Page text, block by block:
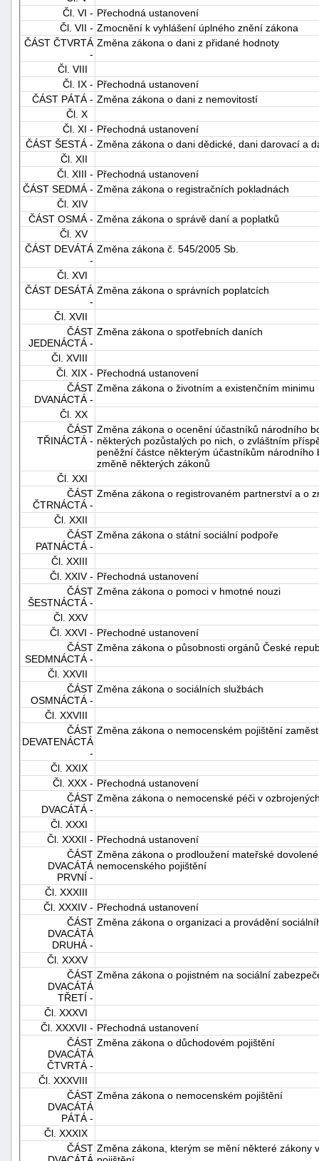
Čl. VI - Přechodná ustanovení
Čl. VII - Zmocnění k vyhlášení úplného znění zákona
ČÁST ČTVRTÁ
-
Změna zákona o dani z přidané hodnoty
Čl. VIII
Čl. IX - Přechodná ustanovení
ČÁST PÁTÁ - Změna zákona o dani z nemovitostí
Čl. X
Čl. XI - Přechodná ustanovení
ČÁST ŠESTÁ - Změna zákona o dani dědické, dani darovací a
Čl. XII
Čl. XIII - Přechodná ustanovení
ČÁST SEDMÁ - Změna zákona o registračních pokladnách
Čl. XIV
ČÁST OSMÁ - Změna zákona o správě daní a poplatků
Čl. XV
ČÁST DEVÁTÁ
-
Změna zákona č. 545/2005 Sb.
Čl. XVI
ČÁST DESÁTÁ
-
Změna zákona o správních poplatcích
Čl. XVII
ČÁST
JEDENÁCTÁ -
Změna zákona o spotřebních daních
Čl. XVIII
Čl. XIX - Přechodná ustanovení
ČÁST
DVANÁCTÁ -
Změna zákona o životním a existenčním minimu
Čl. XX
ČÁST
TŘINÁCTÁ -
Změna zákona o ocenění účastníků národního
některých pozůstalých po nich, o zvláštním
peněžní částce některým účastníkům
změně některých zákonů
Čl. XXI
ČÁST
ČTRNÁCTÁ -
Změna zákona o registrovaném partnerství a o
Čl. XXII
ČÁST
PATNÁCTÁ -
Změna zákona o státní sociální podpoře
Čl. XXIII
Čl. XXIV - Přechodná ustanovení
ČÁST
ŠESTNÁCTÁ -
Změna zákona o pomoci v hmotné nouzi
Čl. XXV
Čl. XXVI - Přechodné ustanovení
ČÁST
SEDMNÁCTÁ -
Změna zákona o působnosti orgánů České
Čl. XXVII
ČÁST
OSMNÁCTÁ -
Změna zákona o sociálních službách
Čl. XXVIII
ČÁST
DEVATENÁCTÁ
-
Změna zákona o nemocenském pojištění
Čl. XXIX
Čl. XXX - Přechodná ustanovení
ČÁST
DVACÁTÁ -
Změna zákona o nemocenské péči v
Čl. XXXI
Čl. XXXII - Přechodná ustanovení
ČÁST
DVACÁTÁ
PRVNÍ -
Změna zákona o prodloužení mateřské
nemocenského pojištění
Čl. XXXIII
Čl. XXXIV - Přechodná ustanovení
ČÁST
DVACÁTÁ
DRUHÁ -
Změna zákona o organizaci a provádění
Čl. XXXV
ČÁST
DVACÁTÁ
TŘETÍ -
Změna zákona o pojistném na sociální
Čl. XXXVI
Čl. XXXVII - Přechodná ustanovení
ČÁST
DVACÁTÁ
ČTVRTÁ -
Změna zákona o důchodovém pojištění
Čl. XXXVIII
ČÁST
DVACÁTÁ
PÁTÁ -
Změna zákona o nemocenském pojištění
Čl. XXXIX
ČÁST Změna zákona, kterým se mění některé zákony
-
náhrady
"náhradě